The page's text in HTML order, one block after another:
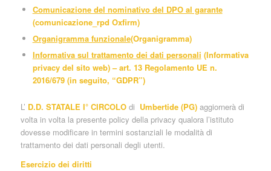
Comunicazione del nominativo del DPO al garante
(comunicazione_rpd Oxfirm)
Organigramma funzionale(Organigramma)
Informativa sul trattamento dei dati personali (Informativa
privacy del sito web) –art. 13 Regolamento UE n.
2016/679 (in seguito, “GDPR”)
L’ D.D. STATALE I° CIRCOLOdi Umbertide (PG)aggiornerà di
volta in volta la presente policy della privacy qualora l’istituto
dovesse modificare in termini sostanziali le modalità di
trattamento dei dati personali degli utenti.
Esercizio dei diritti